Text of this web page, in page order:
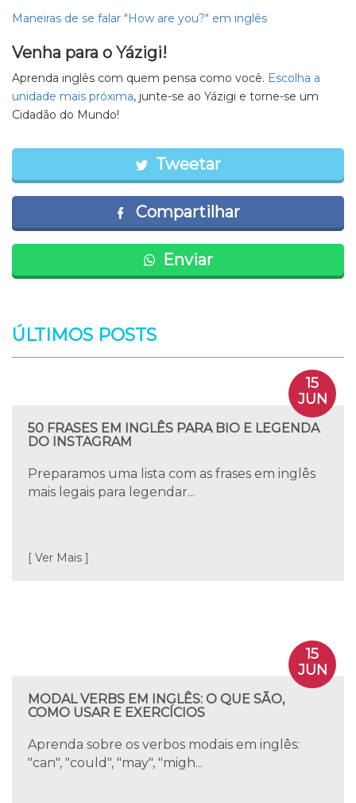
Maneiras de se falar "How are you?" em inglês
Venha para o Yázigi!
Aprenda inglês com quem pensa como você. Escolha a
unidade mais próxima, junte-se ao Yázigi e torne-se um
Cidadão do Mundo!
Tweetar
Compartilhar
Enviar
ÚLTIMOS POSTS
15
JUN
50 FRASES EM INGLÊS PARA BIO E LEGENDA
DO INSTAGRAM
Preparamos uma lista com as frases em inglês
mais legais para legendar...
[ Ver Mais ]
15
JUN
MODAL VERBS EM INGLÊS: O QUE SÃO,
COMO USAR E EXERCÍCIOS
Aprenda sobre os verbos modais em inglês:
"can", "could", "may", "migh...